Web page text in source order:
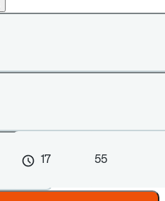
17 55